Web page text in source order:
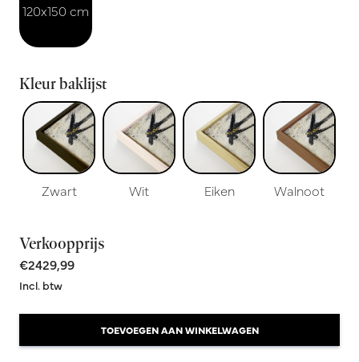
120x150 cm
Kleur baklijst
Zwart Wit Eiken Walnoot
Verkoopprijs
€2429,99
Incl. btw
TOEVOEGEN AAN WINKELWAGEN